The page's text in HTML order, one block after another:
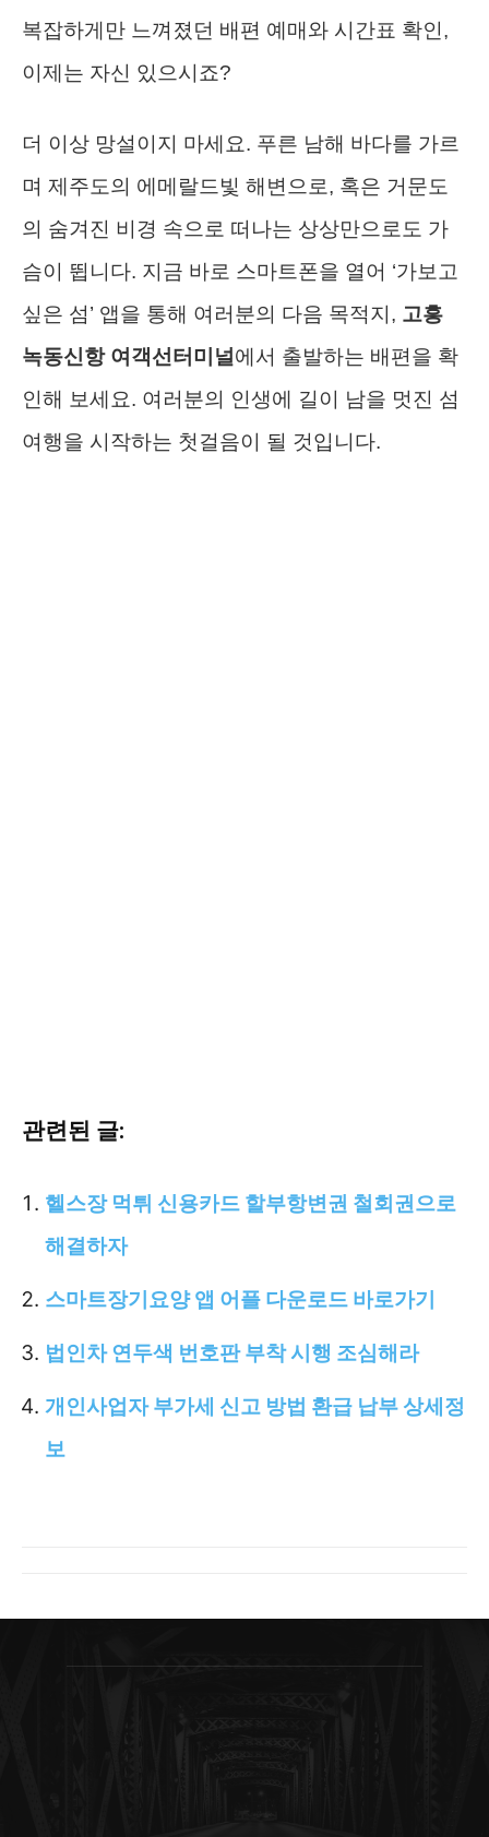
복잡하게만 느껴졌던 배편 예매와 시간표 확인,
이제는 자신 있으시죠?
더 이상 망설이지 마세요. 푸른 남해 바다를 가르
며 제주도의 에메랄드빛 해변으로, 혹은 거문도
의 숨겨진 비경 속으로 떠나는 상상만으로도 가
슴이 뜁니다. 지금 바로 스마트폰을 열어 ‘가보고
싶은 섬’ 앱을 통해 여러분의 다음 목적지, 고흥
녹동신항 여객선터미널 에서 출발하는 배편을 확
인해 보세요. 여러분의 인생에 길이 남을 멋진 섬
여행을 시작하는 첫걸음이 될 것입니다.
관련된 글:
헬스장 먹튀 신용카드 할부항변권 철회권으로
해결하자
스마트장기요양 앱 어플 다운로드 바로가기
법인차 연두색 번호판 부착 시행 조심해라
개인사업자 부가세 신고 방법 환급 납부 상세정
보